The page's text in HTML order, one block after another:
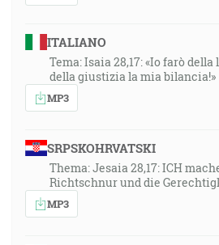
ITALIANO
Tema: Isaia 28,17: «Io farò
della giustizia la mia bilancia!»
MP3
SRPSKOHRVATSKI
Thema: Jesaia 28,17: ICH
Richtschnur und die
MP3